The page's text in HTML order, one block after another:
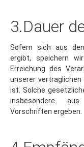
Sofern sich aus
ergibt, speichern
Erreichung des
unserer
ist. Solche
insbesondere
Vorschriften ergeben.